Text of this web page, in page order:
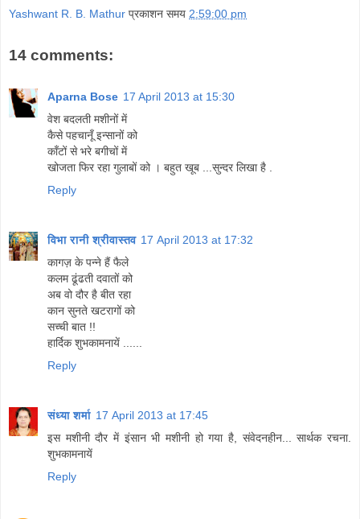
Yashwant R. B. Mathur प्रकाशन समय 2:59:00 pm
14 comments:
Aparna Bose 17 April 2013 at 15:30
वेश बदलती मशीनों में
कैसे पहचानूँ इन्सानों को
काँटों से भरे बगीचों में
खोजता फिर रहा गुलाबों को । बहुत खूब ...सुन्दर लिखा है .
Reply
विभा रानी श्रीवास्तव 17 April 2013 at 17:32
कागज़ के पन्ने हैं फैले
कलम ढूंढती दवातों को
अब वो दौर है बीत रहा
कान सुनते खटरागों को
सच्ची बात !!
हार्दिक शुभकामनायें ......
Reply
संध्या शर्मा 17 April 2013 at 17:45
इस मशीनी दौर में इंसान भी मशीनी हो गया है, संवेदनहीन... सार्थक रचना.
शुभकामनायें
Reply